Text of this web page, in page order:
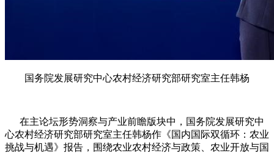
国务院发展研究中心农村经济研究部研究室主任韩杨
在主论坛形势洞察与产业前瞻版块中，国务院发展研究中
心农村经济研究部研究室主任韩杨作《国内国际双循环：农业
挑战与机遇》报告，围绕农业农村经济与政策、农业开放与国